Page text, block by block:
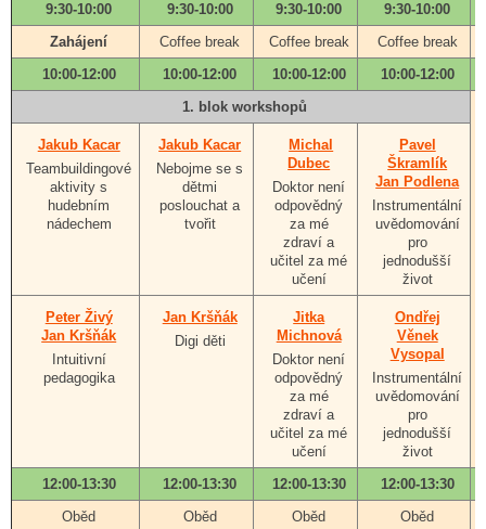
9:30-10:00
9:30-10:00 9:30-10:00
9:30-10:00
Zahájení
Coffee break Coffee break
Coffee break
10:00-12:00
10:00-12:00 10:00-12:00
10:00-12:00
1. blok workshopů
Jakub Kacar
Teambuildingové
aktivity s
hudebním
nádechem
Jakub Kacar
Nebojme se s
dětmi
poslouchat a
tvořit
Michal
Dubec
Doktor není
odpovědný
za mé
zdraví a
učitel za mé
učení
Pavel
Škramlík
Jan Podlena
Instrumentální
uvědomování
pro
jednodušší
život
Peter Živý
Jan Kršňák
Intuitivní
pedagogika
Jan Kršňák
Digi děti
Jitka
Michnová
Doktor není
odpovědný
za mé
zdraví a
učitel za mé
učení
Ondřej
Věnek
Vysopal
Instrumentální
uvědomování
pro
jednodušší
život
12:00-13:30
12:00-13:30 12:00-13:30
12:00-13:30
Oběd
Oběd Oběd
Oběd